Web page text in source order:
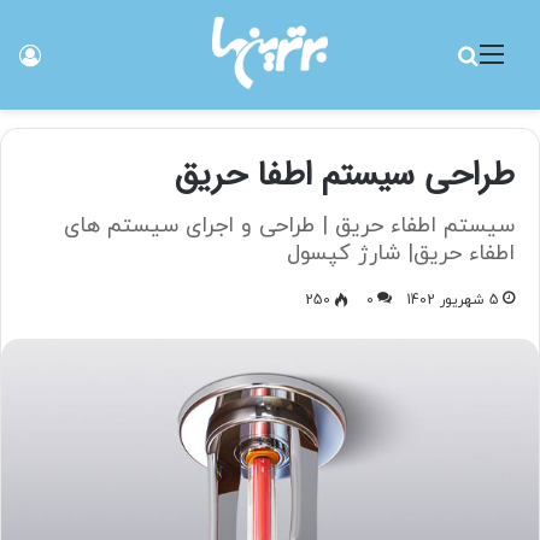
منو
طراحی سیستم اطفا حریق
سیستم اطفاء حریق | طراحی و اجرای سیستم های
اطفاء حریق| شارژ کپسول
5 شهریور 1402 0
250